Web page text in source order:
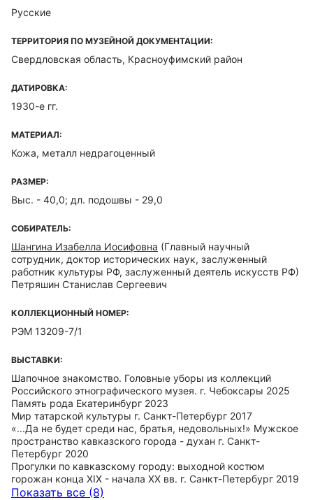
Русские
ТЕРРИТОРИЯ ПО МУЗЕЙНОЙ ДОКУМЕНТАЦИИ:
Свердловская область, Красноуфимский район
ДАТИРОВКА:
1930-е гг.
МАТЕРИАЛ:
Кожа, металл недрагоценный
РАЗМЕР:
Выс. - 40,0; дл. подошвы - 29,0
СОБИРАТЕЛЬ:
Шангина Изабелла Иосифовна (Главный научный
сотрудник, доктор исторических наук, заслуженный
работник культуры РФ, заслуженный деятель искусств РФ)
Петряшин Станислав Сергеевич
КОЛЛЕКЦИОННЫЙ НОМЕР:
РЭМ 13209-7/1
ВЫСТАВКИ:
Шапочное знакомство. Головные уборы из коллекций
Российского этнографического музея. г. Чебоксары 2025
Память рода Екатеринбург 2023
Мир татарской культуры г. Санкт-Петербург 2017
«...Да не будет среди нас, братья, недовольных!» Мужское
пространство кавказского города - духан г. Санкт-
Петербург 2020
Прогулки по кавказскому городу: выходной костюм
горожан конца XIX - начала ХХ вв. г. Санкт-Петербург 2019
Показать все (8)